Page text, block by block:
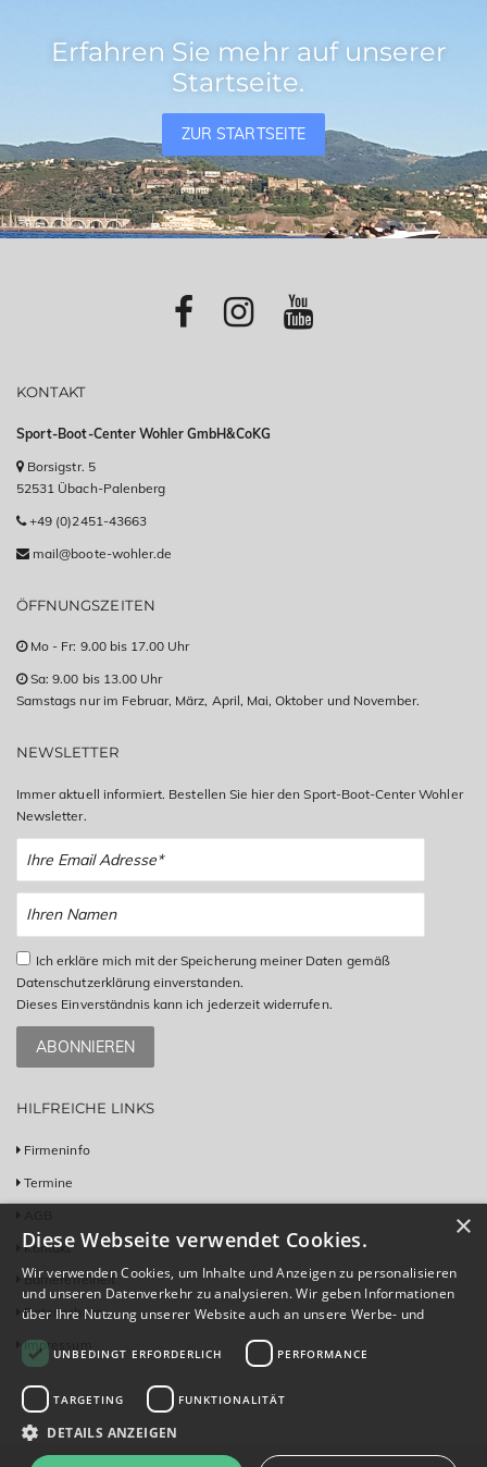
Erfahren Sie mehr auf unserer
Startseite.
ZUR STARTSEITE
KONTAKT
Sport-Boot-Center Wohler GmbH&CoKG
Borsigstr. 5
52531 Übach-Palenberg
+49 (0)2451-43663
mail@boote-wohler.de
ÖFFNUNGSZEITEN
Mo - Fr: 9.00 bis 17.00 Uhr
Sa: 9.00 bis 13.00 Uhr
Samstags nur im Februar, März, April, Mai, Oktober und November.
NEWSLETTER
Immer aktuell informiert. Bestellen Sie hier den Sport-Boot-Center Wohler
Newsletter.
Ich erkläre mich mit der Speicherung meiner Daten gemäß
Datenschutzerklärung einverstanden.
Dieses Einverständnis kann ich jederzeit widerrufen.
ABONNIEREN
HILFREICHE LINKS
Firmeninfo
Termine
Kontakt
Barrierefreiheit
Datenschutz
Impressum
×
Diese Webseite verwendet Cookies.
Wir verwenden Cookies, um Inhalte und Anzeigen zu personalisieren
und unseren Datenverkehr zu analysieren. Wir geben Informationen
über Ihre Nutzung unserer Website auch an unsere Werbe- und
Informationen kombinieren, die Sie ihnen bereitgestellt haben oder
Weitere Informationen
UNBEDINGT ERFORDERLICH PERFORMANCE
TARGETING FUNKTIONALITÄT
DETAILS ANZEIGEN